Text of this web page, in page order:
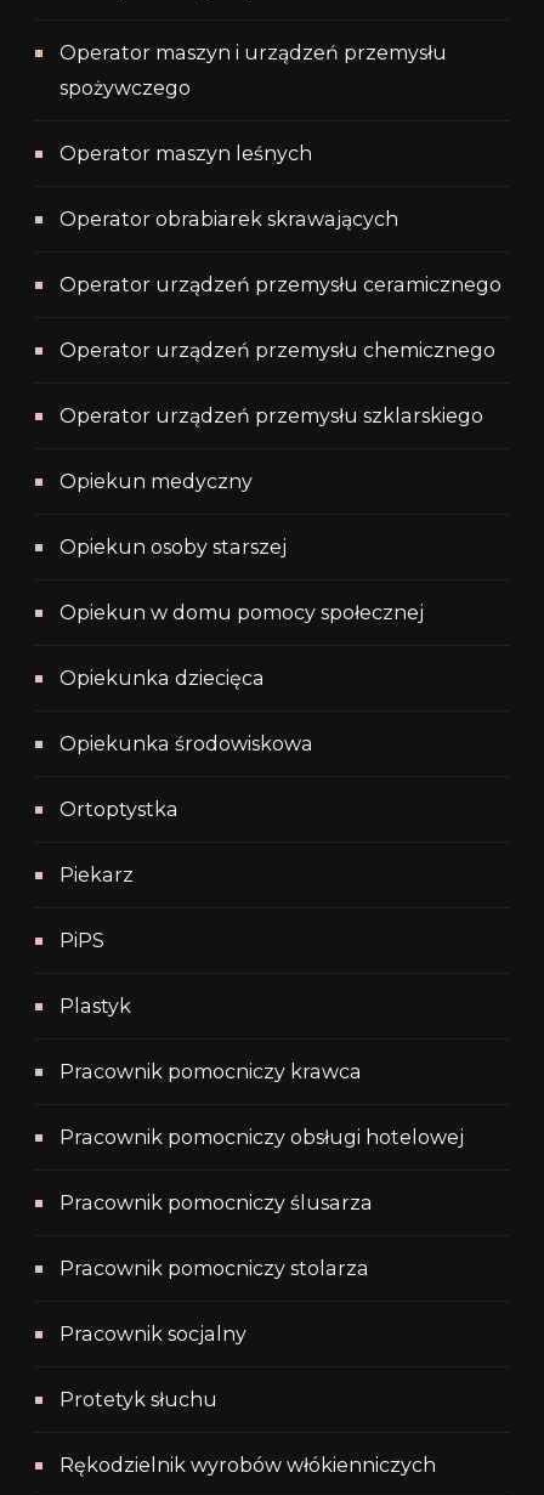
Operator maszyn i urządzeń przemysłu
spożywczego
Operator maszyn leśnych
Operator obrabiarek skrawających
Operator urządzeń przemysłu ceramicznego
Operator urządzeń przemysłu chemicznego
Operator urządzeń przemysłu szklarskiego
Opiekun medyczny
Opiekun osoby starszej
Opiekun w domu pomocy społecznej
Opiekunka dziecięca
Opiekunka środowiskowa
Ortoptystka
Piekarz
PiPS
Plastyk
Pracownik pomocniczy krawca
Pracownik pomocniczy obsługi hotelowej
Pracownik pomocniczy ślusarza
Pracownik pomocniczy stolarza
Pracownik socjalny
Protetyk słuchu
Rękodzielnik wyrobów włókienniczych